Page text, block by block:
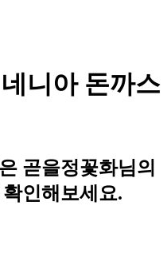
니아 돈까스
곧을정꽃화님의
인해보세요.